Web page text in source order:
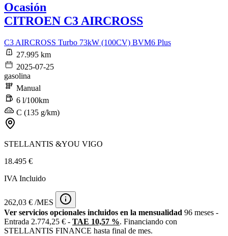
Ocasión
CITROEN C3 AIRCROSS
C3 AIRCROSS Turbo 73kW (100CV) BVM6 Plus
27.995 km
2025-07-25
gasolina
Manual
6 l/100km
C (135 g/km)
STELLANTIS &YOU VIGO
18.495 €
IVA Incluido
262,03 € /MES
Ver servicios opcionales incluidos en la mensualidad 96 meses -
Entrada 2.774,25 € - TAE 10,57 %. Financiando con
STELLANTIS FINANCE hasta final de mes.